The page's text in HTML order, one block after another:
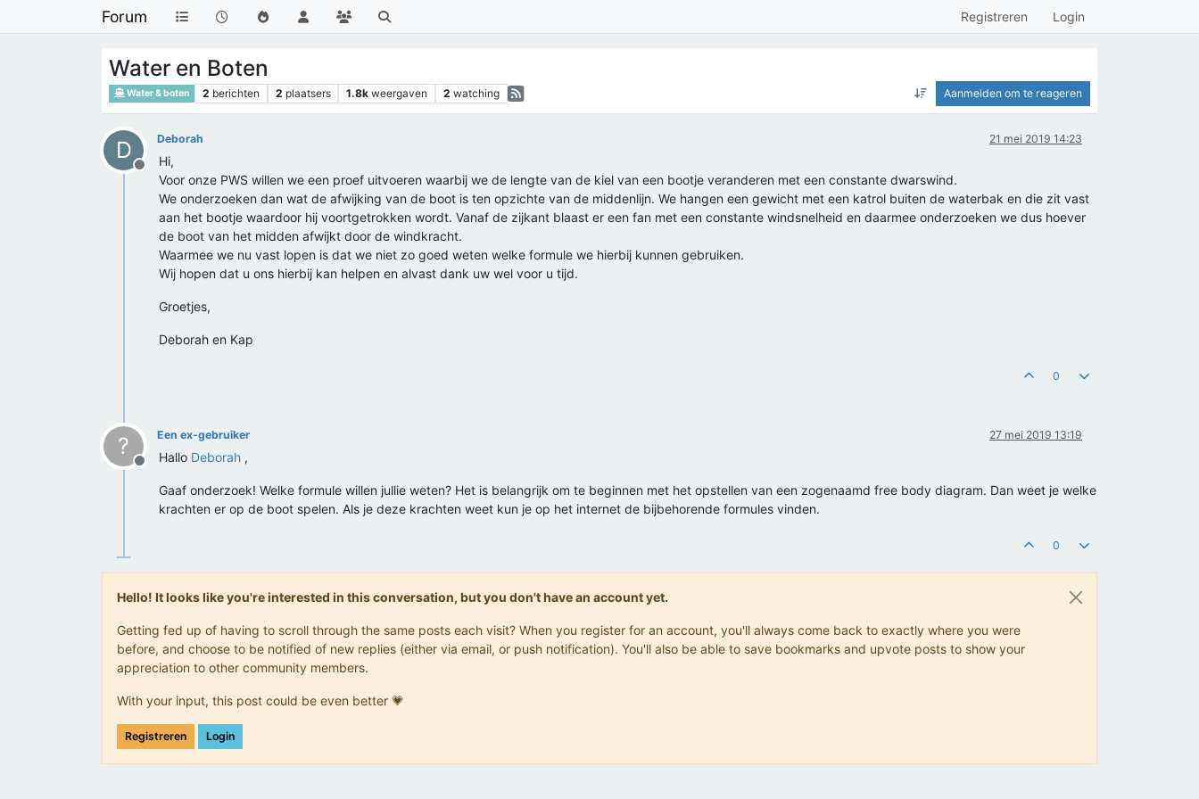
Forum Registreren Login
Water en Boten
Water & boten 2 berichten 2 plaatsers 1.8k weergaven 2 watching Aanmelden om te reageren
D
Offline
Deborah 21 mei 2019 14:23
Hi,
Voor onze PWS willen we een proef uitvoeren waarbij we de lengte van de kiel van een bootje veranderen met een constante dwarswind.
We onderzoeken dan wat de afwijking van de boot is ten opzichte van de middenlijn. We hangen een gewicht met een katrol buiten de waterbak en die zit vast
aan het bootje waardoor hij voortgetrokken wordt. Vanaf de zijkant blaast er een fan met een constante windsnelheid en daarmee onderzoeken we dus hoever
de boot van het midden afwijkt door de windkracht.
Waarmee we nu vast lopen is dat we niet zo goed weten welke formule we hierbij kunnen gebruiken.
Wij hopen dat u ons hierbij kan helpen en alvast dank uw wel voor u tijd.
Groetjes,
Deborah en Kap
0
?
Offline
Een ex-gebruiker 27 mei 2019 13:19
Hallo Deborah ,
Gaaf onderzoek! Welke formule willen jullie weten? Het is belangrijk om te beginnen met het opstellen van een zogenaamd free body diagram. Dan weet je welke
krachten er op de boot spelen. Als je deze krachten weet kun je op het internet de bijbehorende formules vinden.
0
Hello! It looks like you're interested in this conversation, but you don't have an account yet.
Getting fed up of having to scroll through the same posts each visit? When you register for an account, you'll always come back to exactly where you were
before, and choose to be notified of new replies (either via email, or push notification). You'll also be able to save bookmarks and upvote posts to show your
appreciation to other community members.
With your input, this post could be even better 💗
Registreren Login